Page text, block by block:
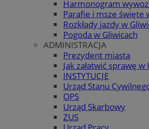
Harmonogram
Parafie i msze święte
Rozkłady jazdy w
Pogoda w Gliwicach
ADMINISTRACJA
Prezydent miasta
Jak załatwić sprawę
INSTYTUCJE
Urząd Stanu
OPS
Urząd Skarbowy
ZUS